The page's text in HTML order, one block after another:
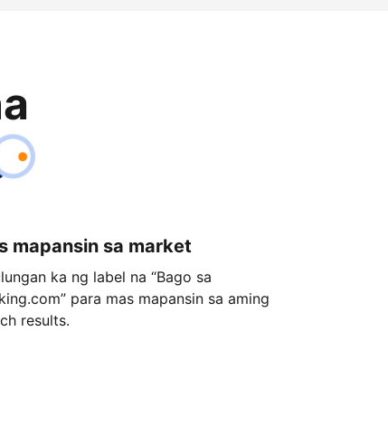
mapansin sa market
ka ng label na “Bago sa
para mas mapansin sa aming
results.